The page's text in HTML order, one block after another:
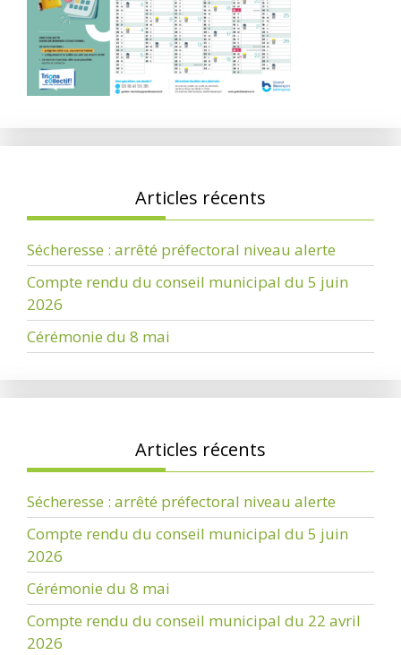
Articles récents
Sécheresse : arrêté préfectoral niveau alerte
Compte rendu du conseil municipal du 5 juin
2026
Cérémonie du 8 mai
Articles récents
Sécheresse : arrêté préfectoral niveau alerte
Compte rendu du conseil municipal du 5 juin
2026
Cérémonie du 8 mai
Compte rendu du conseil municipal du 22 avril
2026